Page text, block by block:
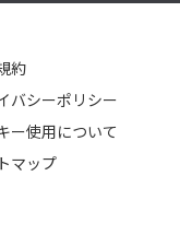
約
バシーポリシー
ー使用について
マップ